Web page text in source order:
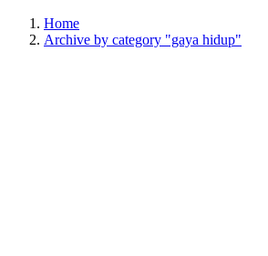
Home
Archive by category "gaya hidup"